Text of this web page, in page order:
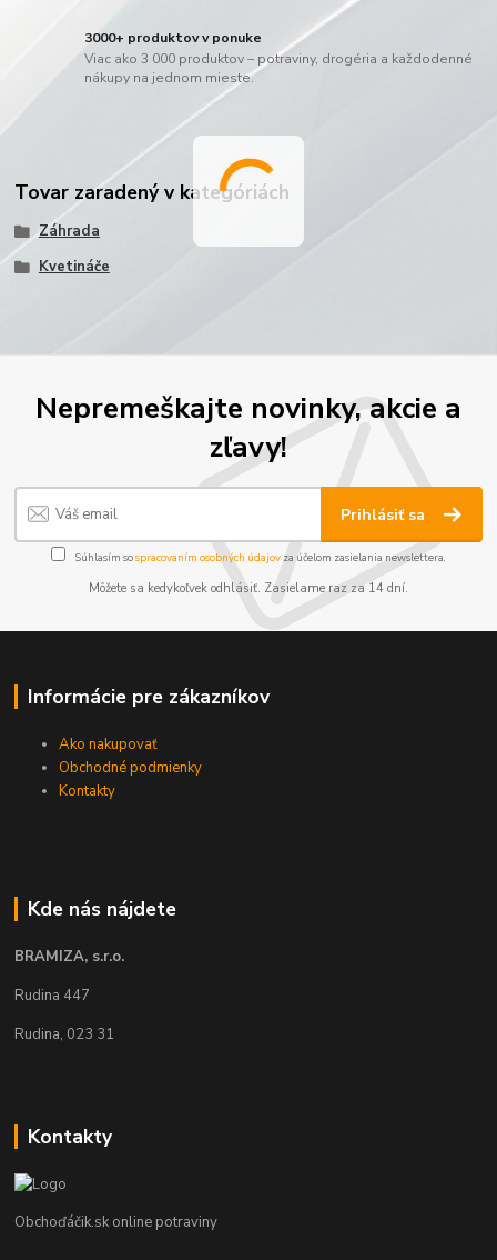
3000+ produktov v ponuke
Viac ako 3 000 produktov – potraviny, drogéria a každodenné
nákupy na jednom mieste.
Tovar zaradený v kategóriách
Záhrada
Kvetináče
Nepremeškajte novinky, akcie a
zľavy!
Prihlásiť sa
Súhlasím sospracovaním osobných údajov za účelom zasielania newslettera.
Môžete sa kedykoľvek odhlásiť. Zasielame raz za 14 dní.
Informácie pre zákazníkov
Ako nakupovať
Obchodné podmienky
Kontakty
Kde nás nájdete
BRAMIZA, s.r.o.
Rudina 447
Rudina, 023 31
Kontakty
Obchoďáčik.sk online potraviny